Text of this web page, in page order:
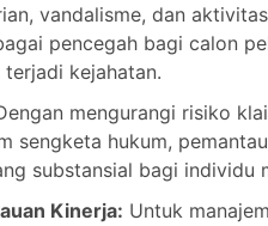
vandalisme, dan
pencegah bagi calon
kejahatan.
mengurangi risiko
sengketa hukum,
substansial bagi individu
Kinerja: Untuk